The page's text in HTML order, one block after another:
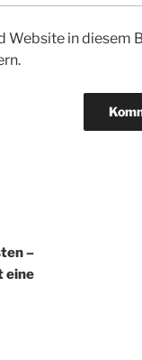
Website in diesem
–
eine